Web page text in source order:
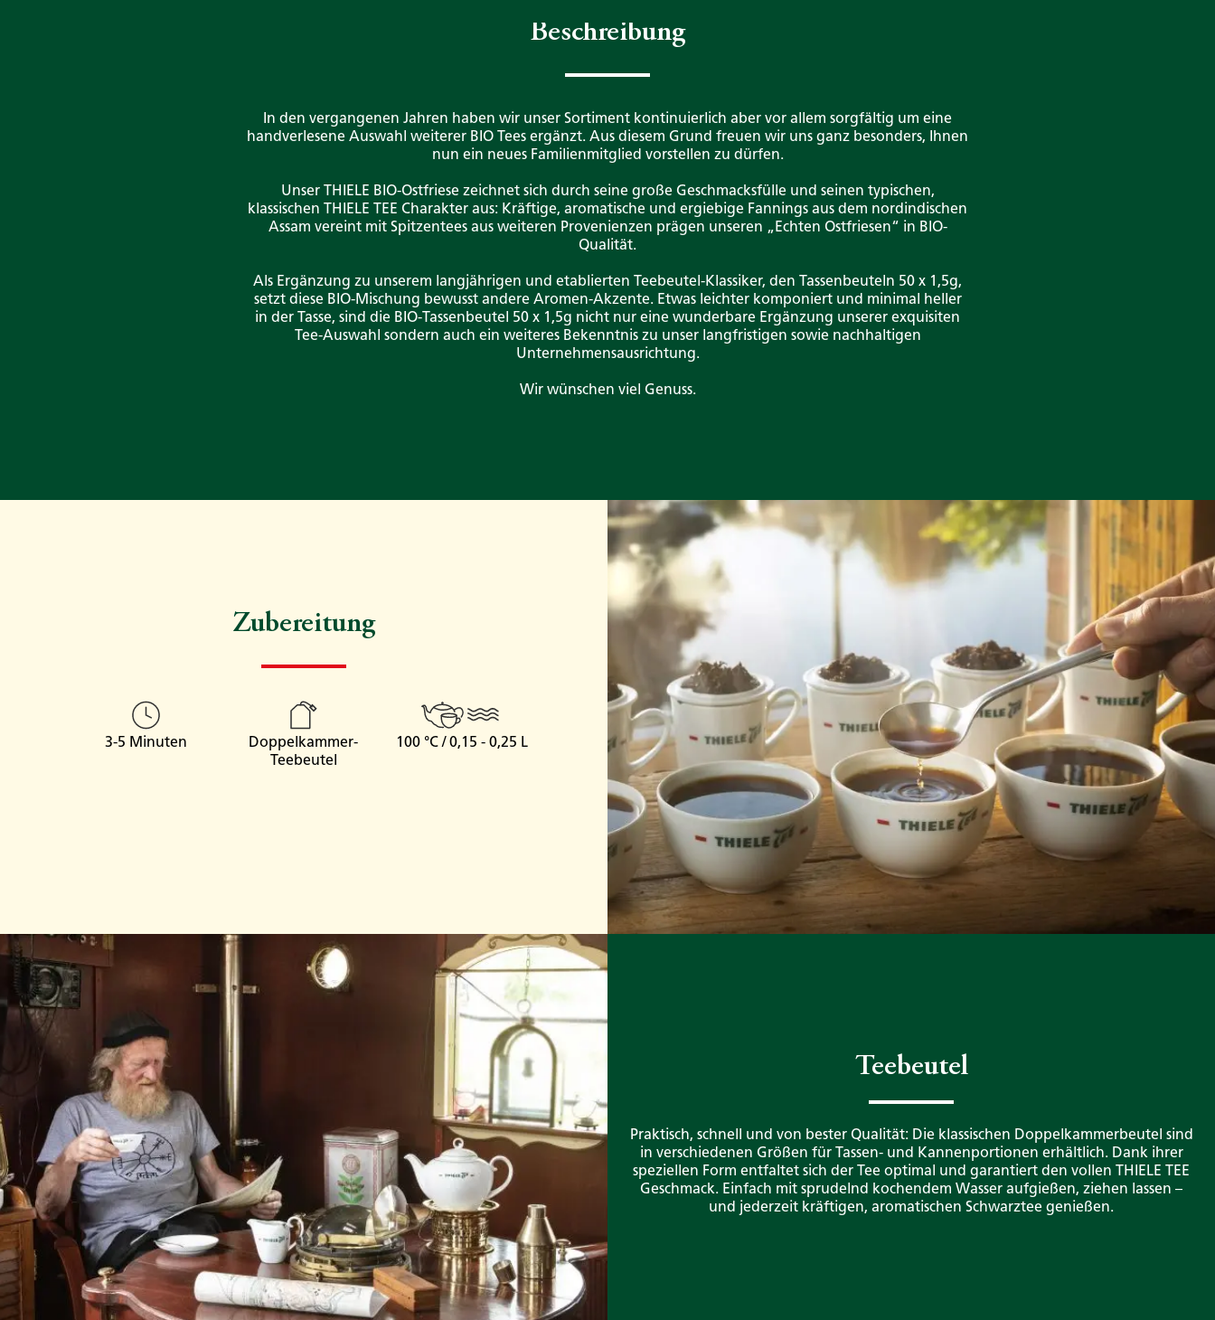
Beschreibung
In den vergangenen Jahren haben wir unser Sortiment kontinuierlich aber vor allem sorgfältig um eine
handverlesene Auswahl weiterer BIO Tees ergänzt. Aus diesem Grund freuen wir uns ganz besonders, Ihnen
nun ein neues Familienmitglied vorstellen zu dürfen.
Unser THIELE BIO-Ostfriese zeichnet sich durch seine große Geschmacksfülle und seinen typischen,
klassischen THIELE TEE Charakter aus: Kräftige, aromatische und ergiebige Fannings aus dem nordindischen
Assam vereint mit Spitzentees aus weiteren Provenienzen prägen unseren „Echten Ostfriesen“ in BIO-
Qualität.
Als Ergänzung zu unserem langjährigen und etablierten Teebeutel-Klassiker, den Tassenbeuteln 50 x 1,5g,
setzt diese BIO-Mischung bewusst andere Aromen-Akzente. Etwas leichter komponiert und minimal heller
in der Tasse, sind die BIO-Tassenbeutel 50 x 1,5g nicht nur eine wunderbare Ergänzung unserer exquisiten
Tee-Auswahl sondern auch ein weiteres Bekenntnis zu unser langfristigen sowie nachhaltigen
Unternehmensausrichtung.
Wir wünschen viel Genuss.
Zubereitung
3-5 Minuten
Doppelkammer-
Teebeutel
100 °C / 0,15 - 0,25 L
Teebeutel
Praktisch, schnell und von bester Qualität: Die klassischen Doppelkammerbeutel sind
in verschiedenen Größen für Tassen- und Kannenportionen erhältlich. Dank ihrer
speziellen Form entfaltet sich der Tee optimal und garantiert den vollen THIELE TEE
Geschmack. Einfach mit sprudelnd kochendem Wasser aufgießen, ziehen lassen –
und jederzeit kräftigen, aromatischen Schwarztee genießen.